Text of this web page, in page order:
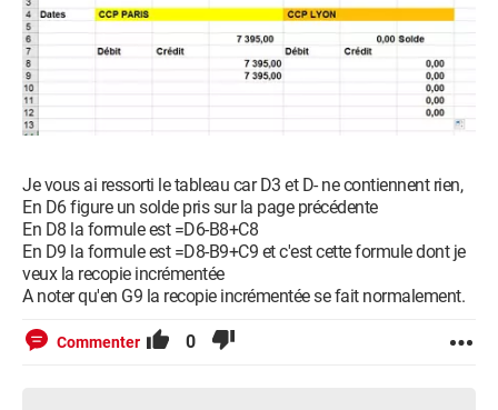
Je vous ai ressorti le tableau car D3 et D- ne contiennent rien,
En D6 figure un solde pris sur la page précédente
En D8 la formule est =D6-B8+C8
En D9 la formule est =D8-B9+C9 et c'est cette formule dont je
veux la recopie incrémentée
A noter qu'en G9 la recopie incrémentée se fait normalement.
Commenter 0